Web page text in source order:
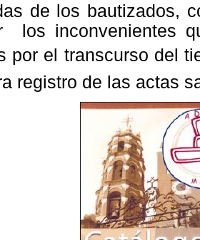
de los bautizados,
los inconvenientes
por el transcurso del
registro de las actas